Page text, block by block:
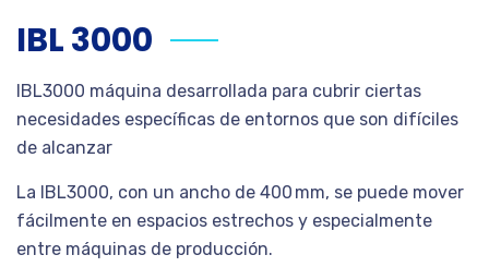
IBL 3000
IBL3000 máquina desarrollada para cubrir ciertas
necesidades específicas de entornos que son difíciles
de alcanzar
La IBL3000, con un ancho de 400 mm, se puede mover
fácilmente en espacios estrechos y especialmente
entre máquinas de producción.